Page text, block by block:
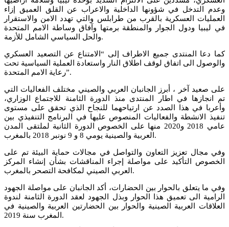
وعدم التدخل في شؤونها الداخلية والاعراب عن القلق العميق إزاء
العمليات العسكرية بالقرب من طرابلس والتي تهدد الامن والاستقرار
في ليبيا ودول الجوار والمنطقة برمتها وآفاق وساطة الامم المتحدة
والحل السياسي الشامل للأزمة.
كما دعا المنتدى جميع الاطراف إلى “الامتناع عن التصعيد العسكري
والوصول الى اتفاق لوقف اطلاق النار واستعادة العملية السياسية تحت
رعاية الامم المتحدة”.
على صعيد آخر ، أبرز الجانبان العربي والصيني مختلف الفعاليات التي
تم انجازها في اطار المنتدى منذ الدورة الثامنة للاجتماع الوزاري،
وأعربا في هذا الصدد عن ارتياحهما للنجاح الذي تحقق على مستوى
تنفيذ الانشطة والفعاليات المنصوص عليها في البرنامج التنفيذي بين
عامي 2018 و2020 منها على الخصوص الدورة الثانية لملتقى المدن
العربية والصينية يومي 8 و 9 نونبر 2018 بالمغرب.
وفي مجال تعزيز التعاون والتواصل في مجالات حماية البيئة تم على
الخصوص التأكيد على مواصلة إجراء المناقشات بشأن إنشاء المركز
العربي الصيني لمكافحة التصحر بالمغرب.
وفي ما يتعلق بالحوار بين الحضارات، أكد الجانبان على مواصلة الجهود
الرامية الى تعميق هذا الحوار وبذل الجهود لعقد الدورة الثامنة لندوة
العلاقات العربية الصينية والحوار بين الحضارتين العربية والصينية في
المغرب سنة 2019.